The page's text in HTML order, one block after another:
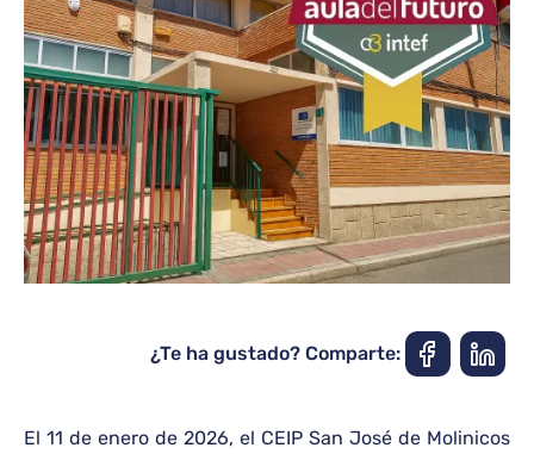
¿Te ha gustado? Comparte:
El 11 de enero de 2026, el CEIP San José de Molinicos